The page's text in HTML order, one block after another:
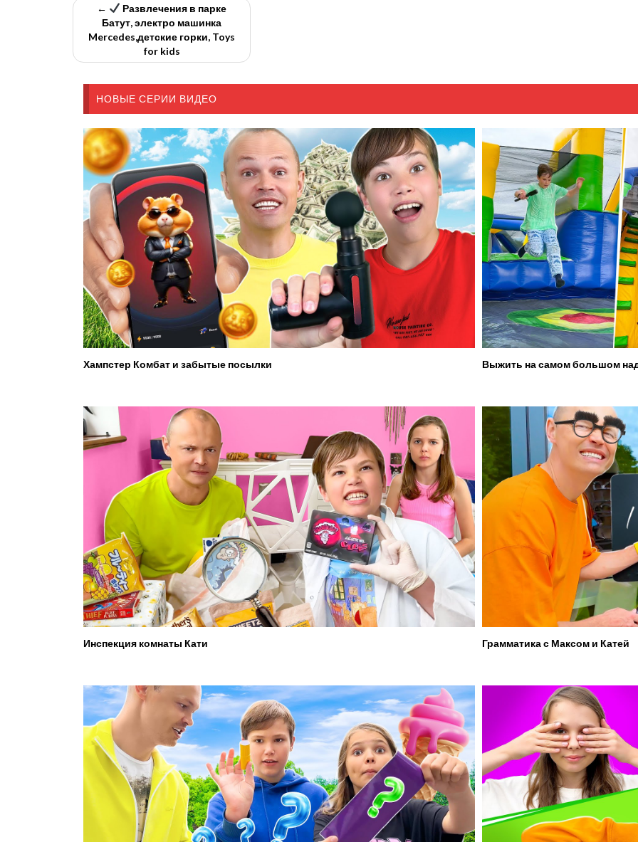
←
Развлечения в парке
Батут, электро машинка
Mercedes,детские горки, Toys
for kids
НОВЫЕ СЕРИИ ВИДЕО
Хампстер Комбат и забытые посылки Выжить на самом большом
Инспекция комнаты Кати Грамматика с Максом и Катей